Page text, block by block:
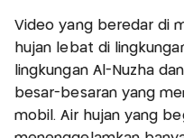
Video yang beredar di
hujan lebat di
lingkungan Al-Nuzha
besar-besaran yang
mobil. Air hujan yang